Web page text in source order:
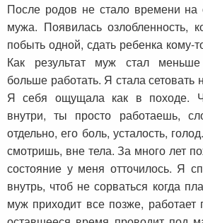
После родов не стало времени на
мужа. Появилась озлобленность,
побыть одной, сдать ребенка кому-
Как результат муж стал
больше работать. Я стала сетовать
Я себя ощущала как в походе.
внутри, ты просто работаешь,
отдельно, его боль, усталость,
смотришь, вне тела. За много лет
состояние у меня отточилось. Я
внутрь, чтоб не сорваться когда
муж приходит все позже,